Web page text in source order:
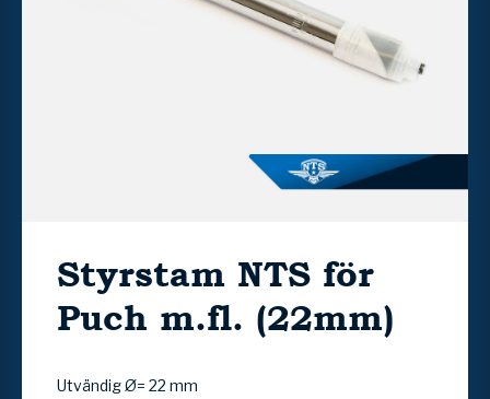
Styrstam NTS för
Puch m.fl. (22mm)
Utvändig Ø= 22 mm